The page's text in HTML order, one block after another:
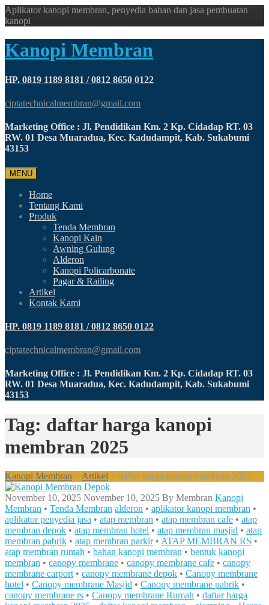
Aplikator kanopi membran, penyedia bahan dan jasa pembuatan
kanopi
Kanopi Membran
HP. 0819 1189 8181 / 0812 8650 0122
ciptatechnicalmembran@gmail.com
Marketing Office : Jl. Pendidikan Km. 2 Kp. Cidadap RT. 03
RW. 01 Desa Muaradua, Kec. Kadudampit, Kab. Sukabumi
43153
MENU
Home
Tentang Kami
Produk
Tenda Membran
Kanopi Kain
Awning Gulung
Alderon
Kanopi Policarbonate
Pagar & Railing
Artikel
Kontak Kami
HP. 0819 1189 8181 / 0812 8650 0122
ciptatechnicalmembran@gmail.com
Marketing Office : Jl. Pendidikan Km. 2 Kp. Cidadap RT. 03
RW. 01 Desa Muaradua, Kec. Kadudampit, Kab. Sukabumi
43153
Tag: daftar harga kanopi
membran 2025
Kanopi Membran > Artikel > daftar harga kanopi membran 2025
November 10, 2025 November 10, 2025 By Membran Kanopi
Membran • Tenda Membran alderon • aplikator kanopi membran •
aplikator penyedia jasa • atap membran • atap membran cafe • atap
membran depok • atap membran hotel • atap membran masjid • atap
membran pabrik • atap membran parkir• ATAP MEMBRAN RS •
atap membran rumah • bahan kanopi membran • bentuk kanopi
membran • canopy membrane • canopy membrane cafe • canopy
membrane carport • canopy membrane depok • Canopy membrane
hotel • Canopy membrane Masjid • Canopy membrane pabrik •
canopy membrane rs • Canopy membrane Rumah • daftar harga